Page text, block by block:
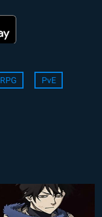
RPG PvE